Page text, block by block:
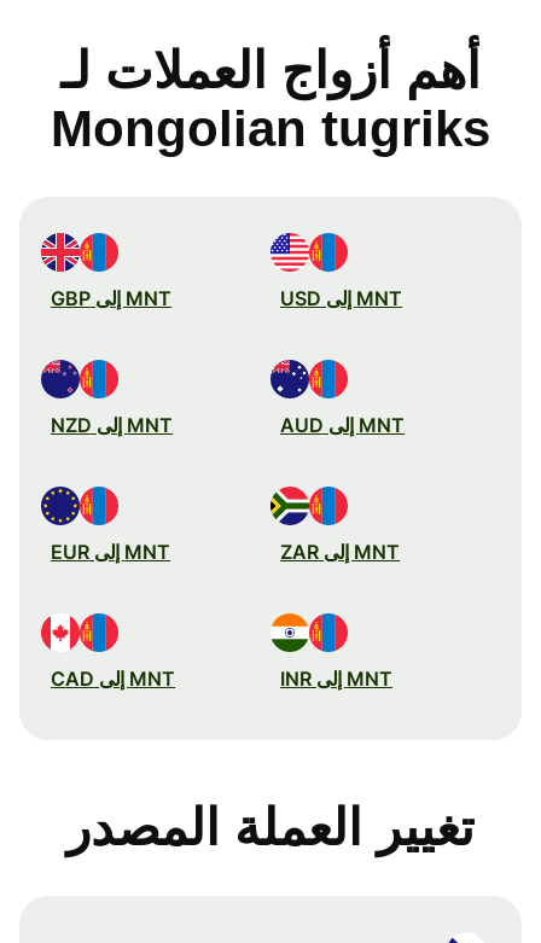
أهم أزواج العملات لـ
Mongolian tugriks
MNT إلى USD MNT إلى GBP
MNT إلى AUD MNT إلى NZD
MNT إلى ZAR MNT إلى EUR
MNT إلى INR MNT إلى CAD
تغيير العملة المصدر